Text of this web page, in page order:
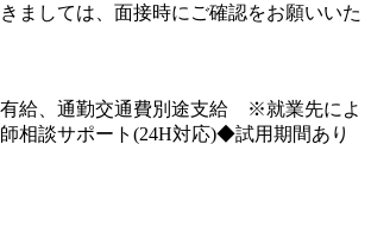
ましては、面接時にご確認をお願いいた
給、通勤交通費別途支給 ※就業先によ
相談サポート(24H対応)◆試用期間あり